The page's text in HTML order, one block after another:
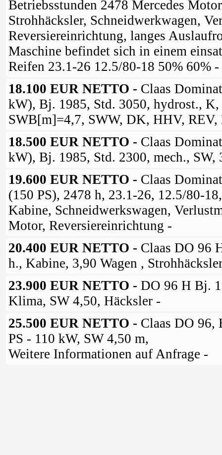
Betriebsstunden 2478 Mercedes
Strohhäcksler, Schneidwerkwagen,
Reversiereinrichtung, langes
Maschine befindet sich in einem
Reifen 23.1-26 12.5/80-18 50% 60% -
18.100 EUR NETTO - Claas
kW), Bj. 1985, Std. 3050, hydrost.,
SWB[m]=4,7, SWW, DK, HHV,
18.500 EUR NETTO - Claas
kW), Bj. 1985, Std. 2300, mech., SW,
19.600 EUR NETTO - Claas
(150 PS), 2478 h, 23.1-26, 12.5/80-
Kabine, Schneidwerkswagen,
Motor, Reversiereinrichtung -
20.400 EUR NETTO - Claas DO 96
h., Kabine, 3,90 Wagen ,
23.900 EUR NETTO - DO 96 H Bj.
Klima, SW 4,50, Häcksler -
25.500 EUR NETTO - Claas DO 96,
PS - 110 kW, SW 4,50 m,
Weitere Informationen auf Anfrage -